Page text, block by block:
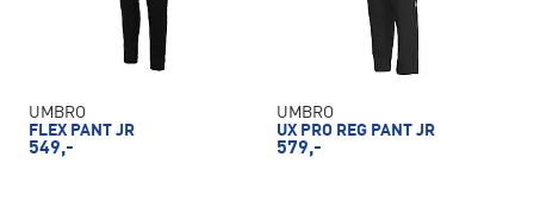
UMBRO
FLEX PANT JR
549,-
UMBRO
UX PRO REG PANT JR
579,-